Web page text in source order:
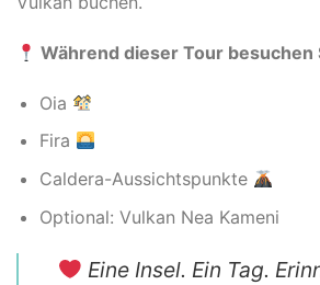
Während dieser Tour besuchen
Oia
Fira
Caldera-Aussichtspunkte
Optional: Vulkan Nea Kameni
Eine Insel. Ein Tag.